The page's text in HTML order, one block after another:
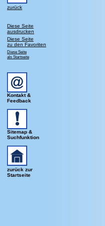
zurück
Diese Seite
ausdrucken
Diese Seite
zu den Favoriten
Diese Seite
als Startseite
Kontakt &
Feedback
Sitemap &
Suchfunktion
zurück zur
Startseite